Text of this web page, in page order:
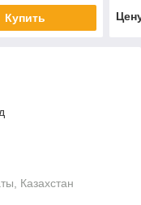
Купить
Казахстан